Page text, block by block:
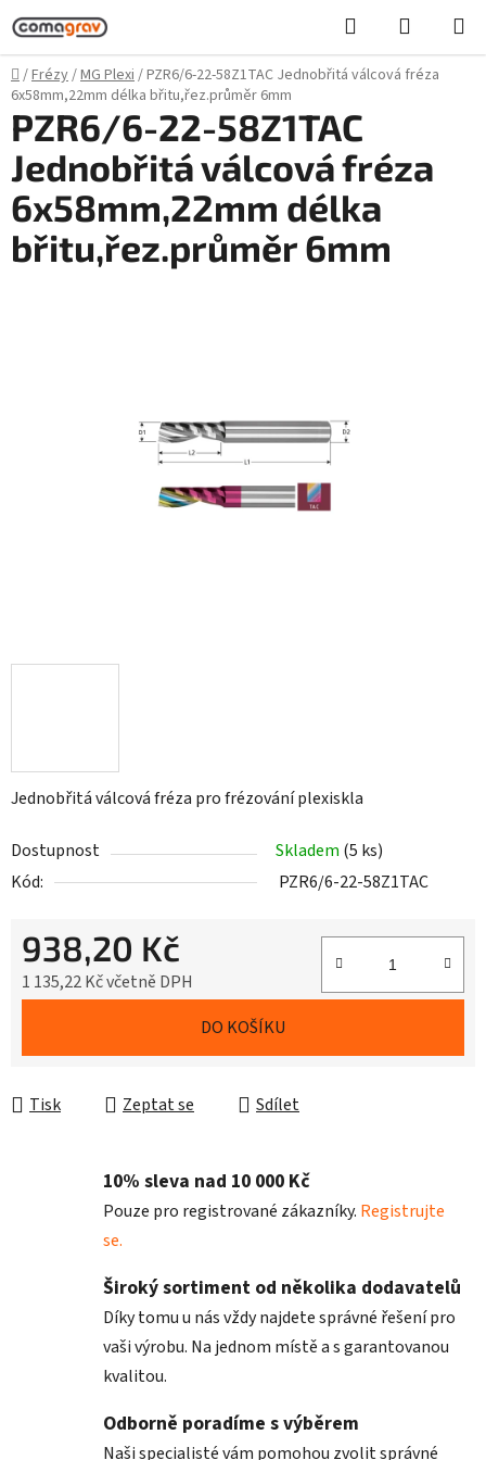
Přejít
na
obsah
Hledat
KOŠÍK
Domů
/Frézy/MG Plexi/PZR6/6-22-58Z1TAC Jednobřitá válcová fréza
6x58mm,22mm délka břitu,řez.průměr 6mm
Jednobřitá válcová fréza pro frézování plexiskla
Dostupnost Skladem (5 ks)
Kód:
PZR6/6-22-58Z1TAC
938,20 Kč
1 135,22 Kč včetně DPH
DO KOŠÍKU
Tisk Zeptat se Sdílet
PZR6/6-22-58Z1TAC
Jednobřitá válcová fréza
6x58mm,22mm délka
břitu,řez.průměr 6mm
10% sleva nad 10 000 Kč
Pouze pro registrované zákazníky. Registrujte
se.
Široký sortiment od několika dodavatelů
Díky tomu u nás vždy najdete správné řešení pro
vaši výrobu. Na jednom místě a s garantovanou
kvalitou.
Odborně poradíme s výběrem
Naši specialisté vám pomohou zvolit správné